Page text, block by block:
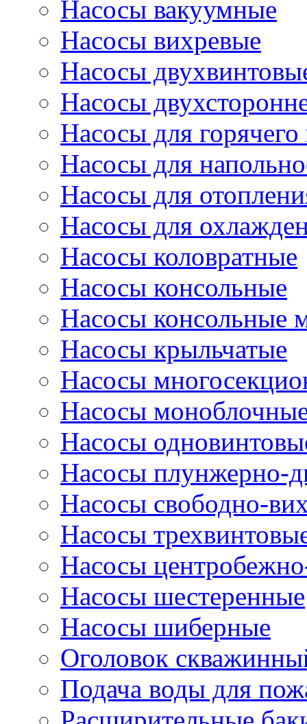
Насосы вакуумные
Насосы вихревые
Насосы
Насосы
Насосы для
Насосы для
Насосы для
Насосы для
Насосы коловратные
Насосы консольные
Насосы консольные
Насосы крыльчатые
Насосы
Насосы
Насосы
Насосы плунжерно-
Насосы свободно-
Насосы
Насосы
Насосы шестеренные
Насосы шиберные
Оголовок
Подача воды для